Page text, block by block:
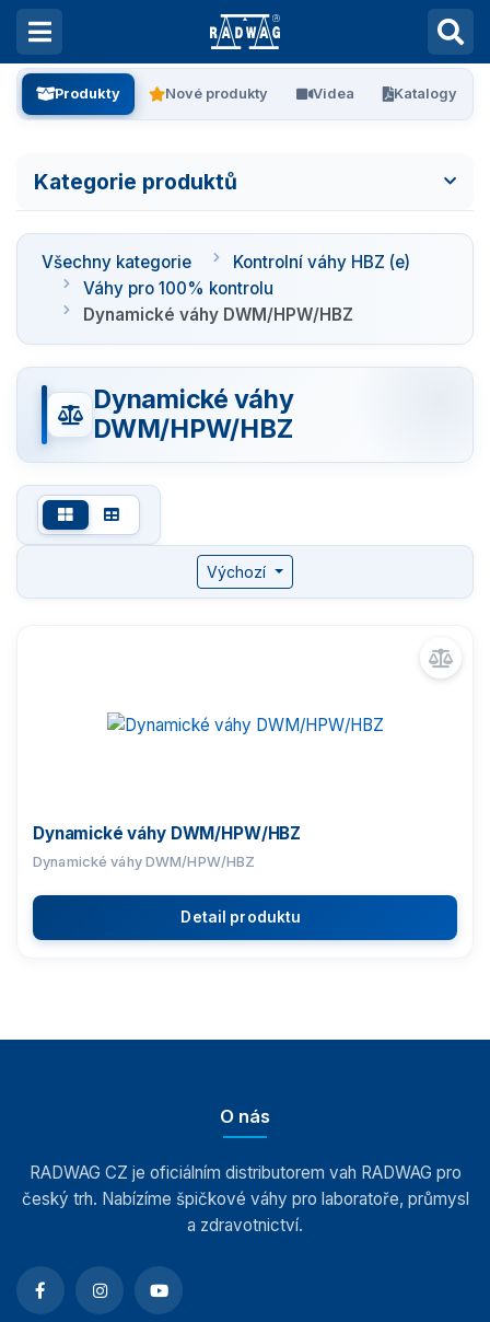
Produkty Nové produkty Videa Katalogy
Kategorie produktů
Všechny kategorie
Laboratorní váhy
Vážení stentů
Kalibrace pipet
Komparátory hmotnosti
Průmyslové váhy
Kontrolní váhy HBZ (e)
Váhy pro 100% kontrolu
Váhy pro statickou kontrolu
Závaží
Software
Všechny kategorie
Kontrolní váhy HBZ (e)
Váhy pro 100% kontrolu
Dynamické váhy DWM/HPW/HBZ
Dynamické váhy
DWM/HPW/HBZ
Výchozí
Dynamické váhy DWM/HPW/HBZ
Dynamické váhy DWM/HPW/HBZ
Detail produktu
O nás
RADWAG CZ je oficiálním distributorem vah RADWAG pro
český trh. Nabízíme špičkové váhy pro laboratoře, průmysl
a zdravotnictví.